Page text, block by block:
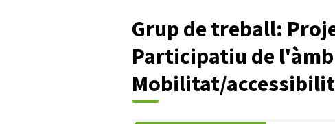
Grup de treball:
Participatiu de
Mobilitat/